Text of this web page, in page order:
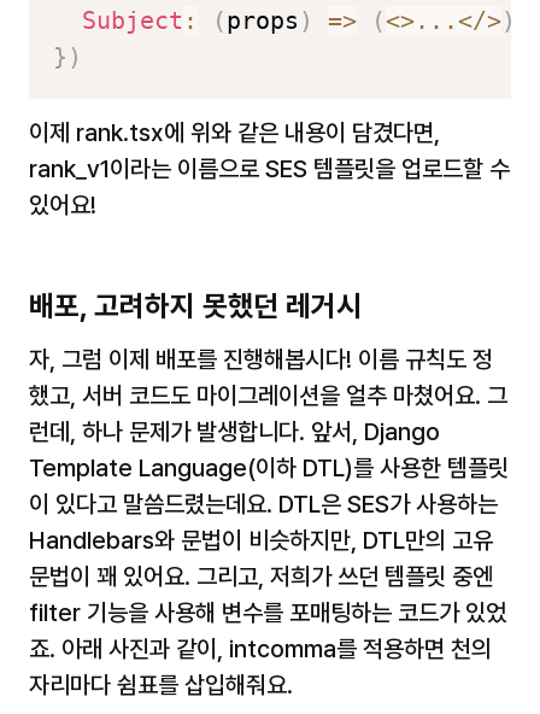
Subject : (props ) => (<>... </>)
} )
이제 rank.tsx
rank_v1이라는 이름으로 SES 템플릿을 업로드할 수
있어요!
배포, 고려하지 못했던 레거시
자, 그럼 이제 배포를 진행해봅시다! 이름 규칙도 정
했고, 서버 코드도 마이그레이션을 얼추 마쳤어요. 그
런데, 하나 문제가 발생합니다. 앞서, Django
Template Language(이하 DTL)를 사용한 템플릿
이 있다고 말씀드렸는데요. DTL은 SES가 사용하는
Handlebars와 문법이 비슷하지만, DTL만의 고유
문법이 꽤 있어요. 그리고, 저희가 쓰던 템플릿 중엔
filter 기능을 사용해 변수를 포매팅하는 코드가 있었
죠. 아래 사진과 같이, intcomma를 적용하면 천의
자리마다 쉼표를 삽입해줘요.